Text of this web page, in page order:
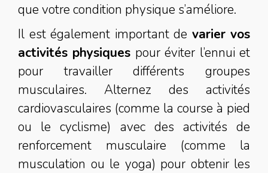
que votre condition physique s’améliore.
Il est également important de varier vos
activités physiques pour éviter l’ennui et
pour travailler différents groupes
musculaires. Alternez des activités
cardiovasculaires (comme la course à pied
ou le cyclisme) avec des activités de
renforcement musculaire (comme la
musculation ou le yoga) pour obtenir les